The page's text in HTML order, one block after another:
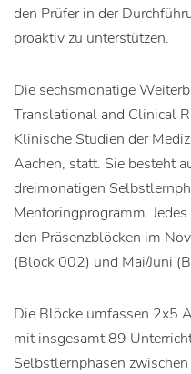
den Prüfer in der
proaktiv zu unterstützen.
Die sechsmonatige
Translational and Clinical
Klinische Studien der
Aachen, statt. Sie besteht
dreimonatigen
Mentoringprogramm.
den Präsenzblöcken im
(Block 002) und Mai/Juni
Die Blöcke umfassen 2x5
mit insgesamt 89
Selbstlernphasen